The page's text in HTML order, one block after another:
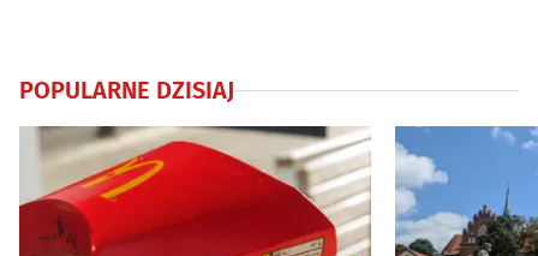
POPULARNE DZISIAJ